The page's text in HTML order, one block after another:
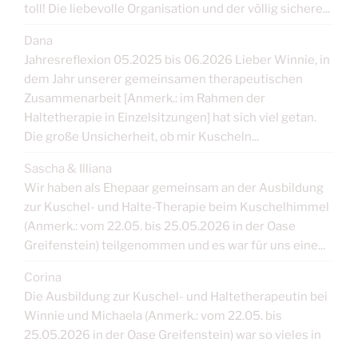
toll! Die liebevolle Organisation und der völlig sichere...
Dana
Jahresreflexion 05.2025 bis 06.2026 Lieber Winnie, in
dem Jahr unserer gemeinsamen therapeutischen
Zusammenarbeit [Anmerk.: im Rahmen der
Haltetherapie in Einzelsitzungen] hat sich viel getan.
Die große Unsicherheit, ob mir Kuscheln...
Sascha & Illiana
Wir haben als Ehepaar gemeinsam an der Ausbildung
zur Kuschel- und Halte-Therapie beim Kuschelhimmel
(Anmerk.: vom 22.05. bis 25.05.2026 in der Oase
Greifenstein) teilgenommen und es war für uns eine...
Corina
Die Ausbildung zur Kuschel- und Haltetherapeutin bei
Winnie und Michaela (Anmerk.: vom 22.05. bis
25.05.2026 in der Oase Greifenstein) war so vieles in